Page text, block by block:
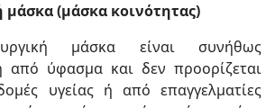
μάσκα (μάσκα κοινότητας)
μάσκα είναι συνήθως
από ύφασμα και δεν προορίζεται
υγείας ή από επαγγελματίες